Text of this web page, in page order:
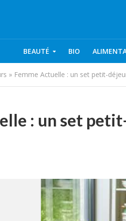
BEAUTÉ BIO
» Femme Actuelle : un set petit-
: un set